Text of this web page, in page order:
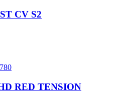
CV S2
RED TENSION